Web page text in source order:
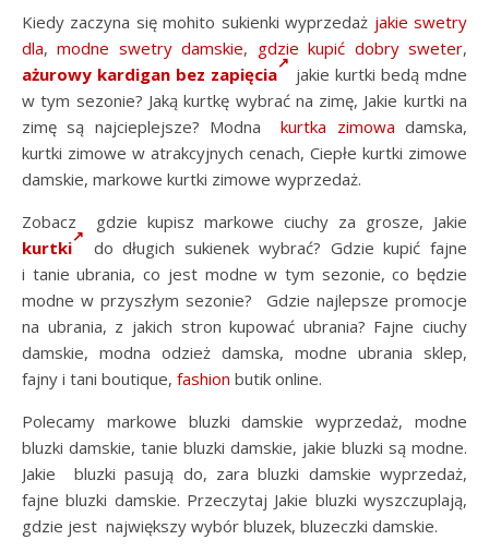
Kiedy zaczyna się mohito sukienki wyprzedaż jakie swetry
dla,modne swetry damskie, gdzie kupić dobry sweter,
ażurowy kardigan bez zapięcia
jakie kurtki bedą mdne
w tym sezonie? Jaką kurtkę wybrać na zimę, Jakie kurtki na
zimę są najcieplejsze? Modnakurtka zimowa damska,
kurtki zimowe w atrakcyjnych cenach, Ciepłe kurtki zimowe
damskie, markowe kurtki zimowe wyprzedaż.
Zobacz gdzie kupisz markowe ciuchy za grosze, Jakie
kurtki
do długich sukienek wybrać? Gdzie kupić fajne
i tanie ubrania, co jest modne w tym sezonie, co będzie
modne w przyszłym sezonie? Gdzie najlepsze promocje
na ubrania, z jakich stron kupować ubrania? Fajne ciuchy
damskie, modna odzież damska, modne ubrania sklep,
fajny i tani boutique, fashion butik online.
Polecamy markowe bluzki damskie wyprzedaż, modne
bluzki damskie, tanie bluzki damskie, jakie bluzki są modne.
Jakie bluzki pasują do, zara bluzki damskie wyprzedaż,
fajne bluzki damskie. Przeczytaj Jakie bluzki wyszczuplają,
gdzie jest największy wybór bluzek, bluzeczki damskie.